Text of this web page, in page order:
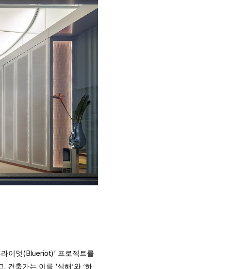
이엇(Blueriot)’ 프로젝트를
축가는 이를 ‘심해’와 ‘하